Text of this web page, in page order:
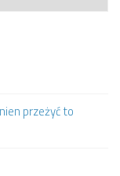
przeżyć to